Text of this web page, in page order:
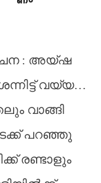
: അയ്ഷ
വയ്യ…
വാങ്ങി
പറഞ്ഞു
രണ്ടാളും